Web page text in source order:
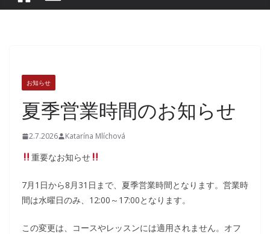
キ
お知らせ
夏季営業時間のお知らせ
2.7.2026 Katarína Mlíchová
重要なお知らせ
7月1日から8月31日まで、夏季営業時間となります。営業時
間は水曜日のみ、12:00～17:00となります。
この変更は、コースやレッスンには適用されません。オフ